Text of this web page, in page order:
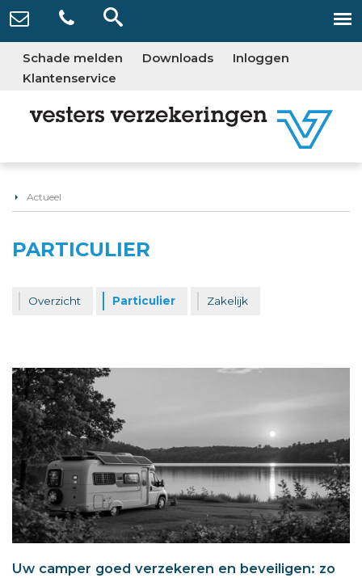
Schade melden Downloads
Inloggen
Klantenservice
Actueel
PARTICULIER
Overzicht Particulier Zakelijk
Uw camper goed verzekeren en beveiligen: zo